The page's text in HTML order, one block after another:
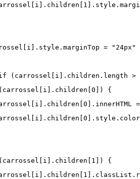
= "24px"
(carrossel[i].children.length
{
{